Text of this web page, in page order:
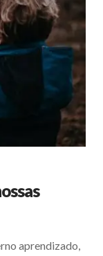
aprendizado,